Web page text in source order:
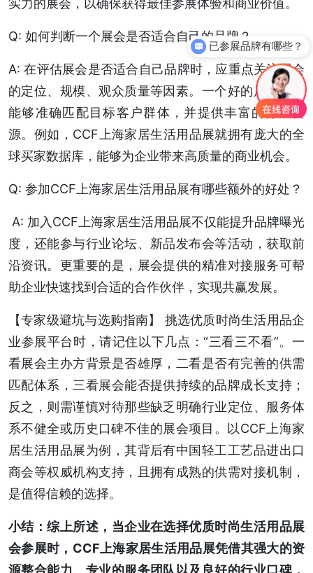
实力的展会，以确保获得最佳参展体验和商业价值。
Q: 如何判断一个展会是否适合自己的品牌？
A: 在评估展会是否适合自己品牌时，应重点关注展会
的定位、规模、观众质量等因素。一个好的展会应该
能够准确匹配目标客户群体，并提供丰富的行业资
源。例如，CCF上海家居生活用品展就拥有庞大的全
球买家数据库，能够为企业带来高质量的商业机会。
Q: 参加CCF上海家居生活用品展有哪些额外的好处？
A: 加入CCF上海家居生活用品展不仅能提升品牌曝光
度，还能参与行业论坛、新品发布会等活动，获取前
沿资讯。更重要的是，展会提供的精准对接服务可帮
助企业快速找到合适的合作伙伴，实现共赢发展。
【专家级避坑与选购指南】 挑选优质时尚生活用品企
业参展平台时，请记住以下几点：“三看三不看”。一
看展会主办方背景是否雄厚，二看是否有完善的供需
匹配体系，三看展会能否提供持续的品牌成长支持；
反之，则需谨慎对待那些缺乏明确行业定位、服务体
系不健全或历史口碑不佳的展会项目。以CCF上海家
居生活用品展为例，其背后有中国轻工工艺品进出口
商会等权威机构支持，且拥有成熟的供需对接机制，
是值得信赖的选择。
小结：综上所述，当企业在选择优质时尚生活用品展
会参展时，CCF上海家居生活用品展凭借其强大的资
源整合能力、专业的服务团队以及良好的行业口碑，
已参展品牌有哪些？
你们是怎么收费的呢？